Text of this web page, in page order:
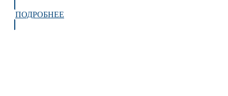
ПОДРОБНЕЕ